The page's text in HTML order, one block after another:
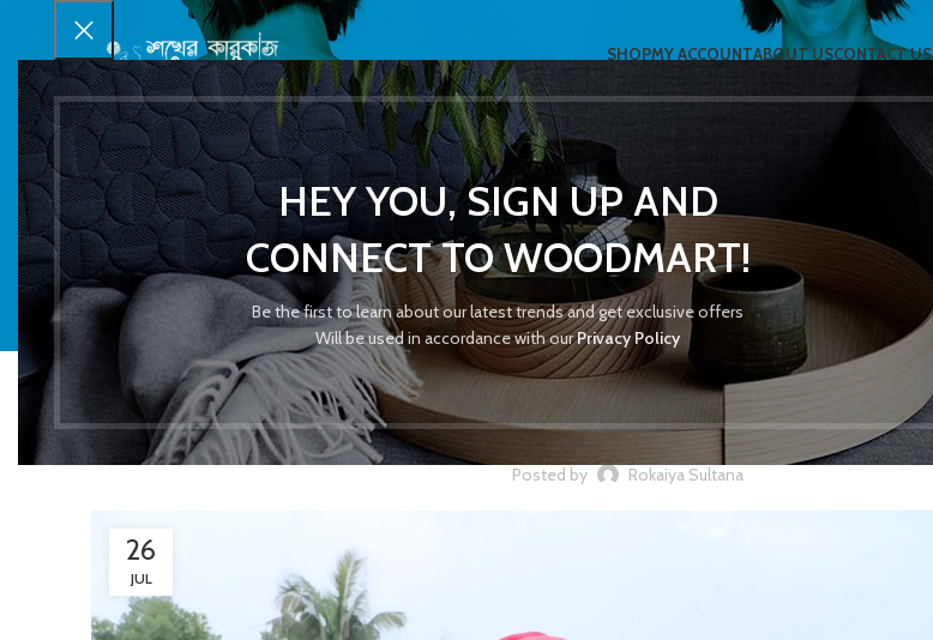
HEY YOU, SIGN UP AND
CONNECT TO WOODMART!
Be the first to learn about our latest trends and get exclusive offers
Will be used in accordance with ourPrivacy Policy
SHOPMY ACCOUNTABOUT USCONTACT US
Blog
UNCATEGORIZED
কৃষ্ণচূড়া শাল
Posted by Rokaiya Sultana
26
JUL